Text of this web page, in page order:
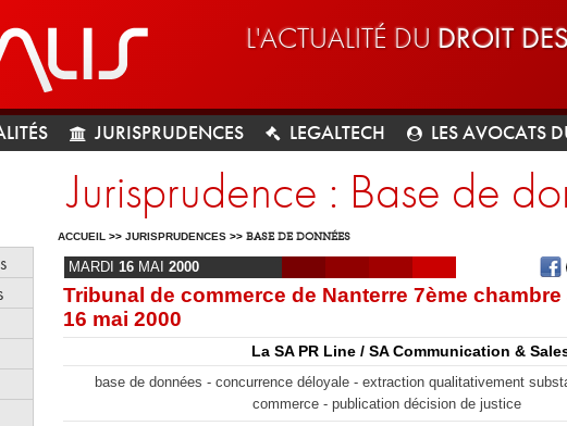
L'ACTUALITÉ DU DROIT
JURISPRUDENCES LEGALTECH LES AVOCATS
Jurisprudence : Base de
ACCUEIL >> JURISPRUDENCES >> BASE DE DONNÉES
MARDI 16 MAI 2000
Tribunal de commerce de Nanterre 7ème
16 mai 2000
La SA PR Line / SA Communication &
base de données - concurrence déloyale - extraction qualitativement
commerce - publication décision de justice